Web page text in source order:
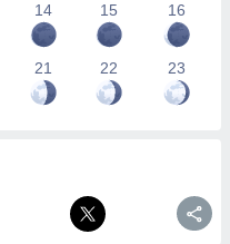
14 15 16
21 22 23